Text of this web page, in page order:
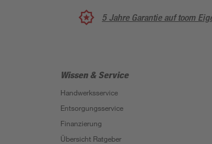
5 Jahre Garantie auf toom
Wissen & Service
Handwerksservice
Entsorgungsservice
Finanzierung
Übersicht Ratgeber